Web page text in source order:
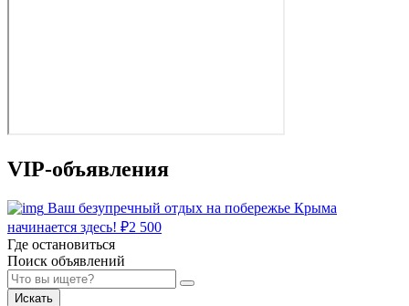
VIP-объявления
Ваш безупречный отдых на побережье Крыма
начинается здесь! ₽2 500
Где остановиться
Поиск объявлений
Искать